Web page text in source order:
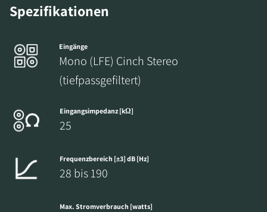
Spezifikationen
Eingänge
Mono (LFE) Cinch Stereo
(tiefpassgefiltert)
Eingangsimpedanz [kΩ]
25
Frequenzbereich [±3] dB [Hz]
28 bis 190
Max. Stromverbrauch [watts]